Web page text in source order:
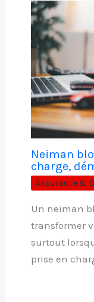
Neiman
charge,
Assurance &
Un neiman
transformer
surtout
prise en